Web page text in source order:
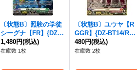
〔状態B〕照験の学徒
シーグナ【FR】{DZ-B
T14/FR38}《ストイケ
イア》
1,480円(税込)
在庫数 1枚
〔状態B〕ユウヤ【R
GGR】{DZ-BT14/RG
GR20}《ドラゴンエン
パイア》
480円(税込)
在庫数 2枚